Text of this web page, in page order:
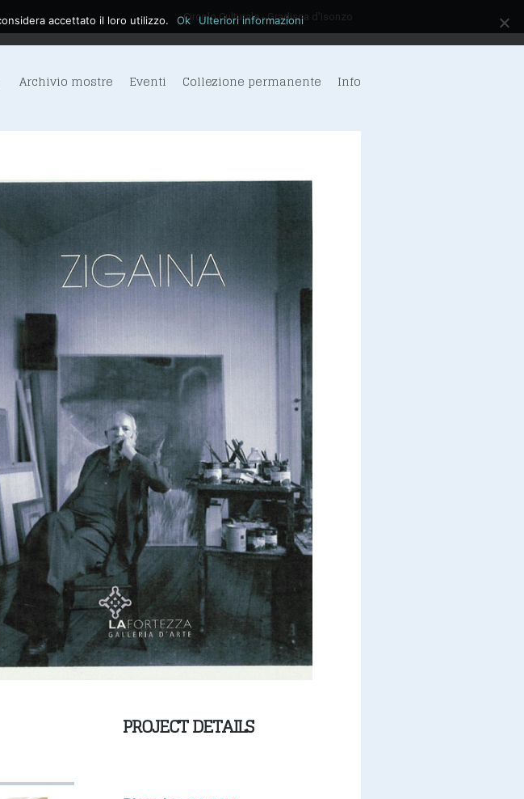
Circolo Culturale - Gradisca d'Isonzo
Archivio mostre Eventi Collezione permanente Info
PROJECT DETAILS
accettato il loro utilizzo. Ok Ulteriori informazioni